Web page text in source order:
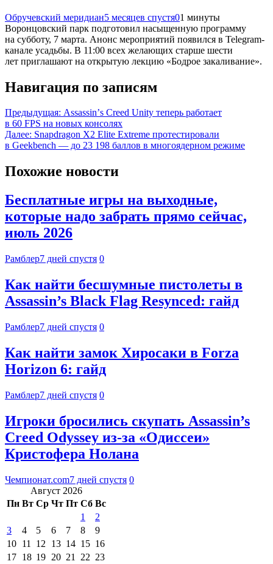
Обручевский меридиан5 месяцев спустя01 минуты
Воронцовский парк подготовил насыщенную программу
на субботу, 7 марта. Анонс мероприятий появился в Telegram-
канале усадьбы. В 11:00 всех желающих старше шести
лет приглашают на открытую лекцию «Бодрое закаливание».
Навигация по записям
Предыдущая: Assassinʼs Creed Unity теперь работает
в 60 FPS на новых консолях
Далее: Snapdragon X2 Elite Extreme протестировали
в Geekbench — до 23 198 баллов в многоядерном режиме
Похожие новости
Бесплатные игры на выходные,
которые надо забрать прямо сейчас,
июль 2026
Рамблер7 дней спустя 0
Как найти бесшумные пистолеты в
Assassin’s Black Flag Resynced: гайд
Рамблер7 дней спустя 0
Как найти замок Хиросаки в Forza
Horizon 6: гайд
Рамблер7 дней спустя 0
Игроки бросились скупать Assassin’s
Creed Odyssey из-за «Одиссеи»
Кристофера Нолана
Чемпионат.com7 дней спустя 0
Август 2026
Пн Вт Ср Чт Пт Сб Вс
1
2
3
4 5 6 7 8
9
10 11 12 13 14 15 16
17 18 19 20 21 22 23